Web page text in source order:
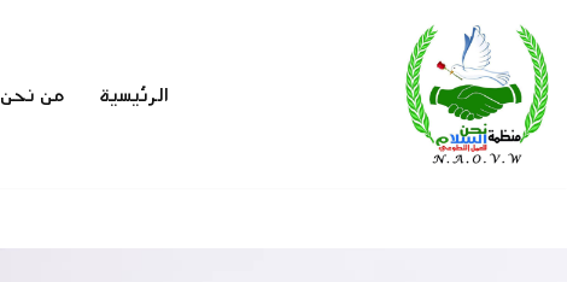
تخطى
إلى
المحتوى
الرئيسية من نحن